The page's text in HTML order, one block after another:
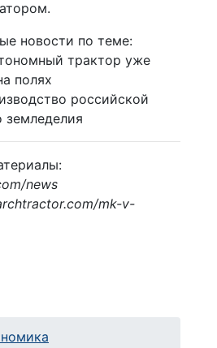
новости по теме:
трактор уже
полях
российской
земледелия
news
mk-v-